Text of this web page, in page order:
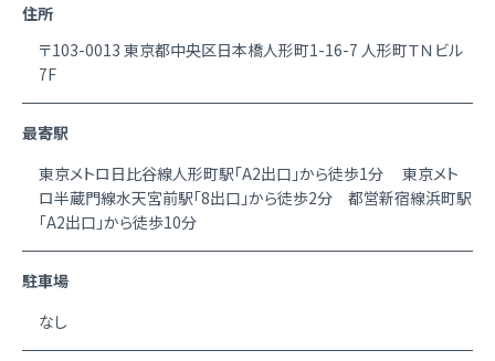
住所
〒103-0013 東京都中央区日本橋人形町1-16-7 人形町ＴＮビル
7F
最寄駅
東京メトロ日比谷線人形町駅「A2出口」から徒歩1分 東京メト
ロ半蔵門線水天宮前駅「8出口」から徒歩2分 都営新宿線浜町駅
「A2出口」から徒歩10分
駐車場
なし